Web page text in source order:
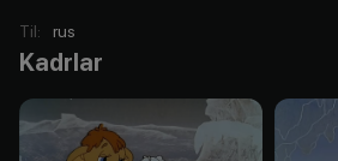
Til: rus
Kadrlar